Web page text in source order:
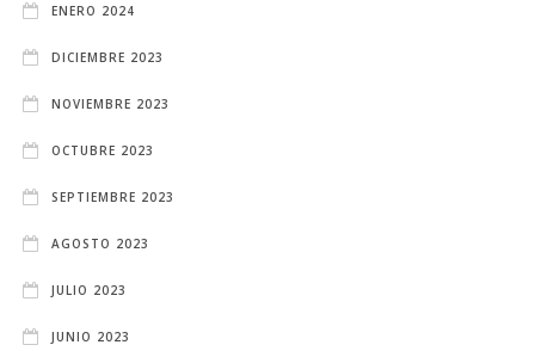
ENERO 2024
DICIEMBRE 2023
NOVIEMBRE 2023
OCTUBRE 2023
SEPTIEMBRE 2023
AGOSTO 2023
JULIO 2023
JUNIO 2023